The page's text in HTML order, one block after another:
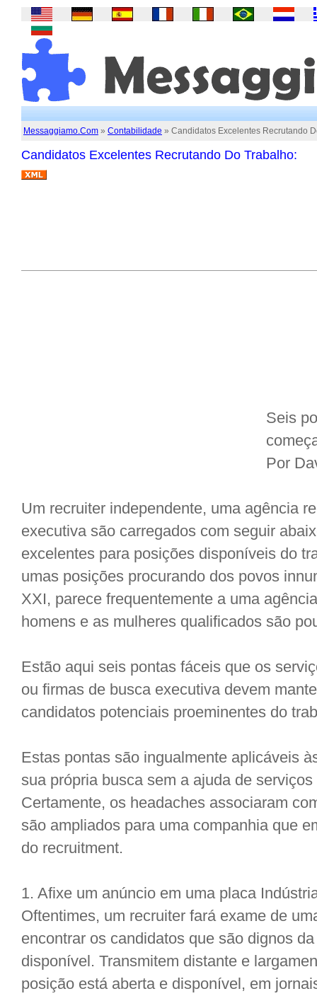
Messaggiamo.Com » Contabilidade » Candidatos Excelentes Recrutando
Candidatos Excelentes Recrutando Do Trabalho:
Seis
Por
Um recruiter independente, uma agência
executiva são carregados com seguir
excelentes para posições disponíveis do
umas posições procurando dos povos
XXI, parece frequentemente a uma
homens e as mulheres qualificados são
Estão aqui seis pontas fáceis que os
ou firmas de busca executiva devem
candidatos potenciais proeminentes do
Estas pontas são ingualmente aplicáveis
sua própria busca sem a ajuda de
Certamente, os headaches associaram
são ampliados para uma companhia que
do recruitment.
1. Afixe um anúncio em uma placa
Oftentimes, um recruiter fará exame de
encontrar os candidatos que são dignos
disponível. Transmitem distante e
posição está aberta e disponível, em